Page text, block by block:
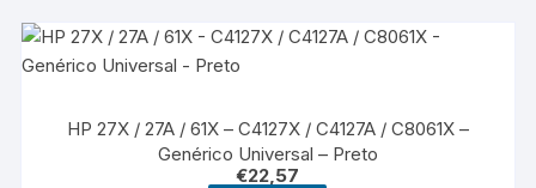
HP 27X / 27A / 61X – C4127X / C4127A / C8061X –
Genérico Universal – Preto
€22,57